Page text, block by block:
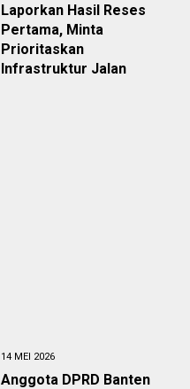
Laporkan Hasil Reses
Pertama, Minta
Prioritaskan
Infrastruktur Jalan
14 MEI 2026
Anggota DPRD Banten